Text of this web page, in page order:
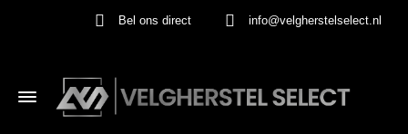
Bel ons direct info@velgherstelselect.nl